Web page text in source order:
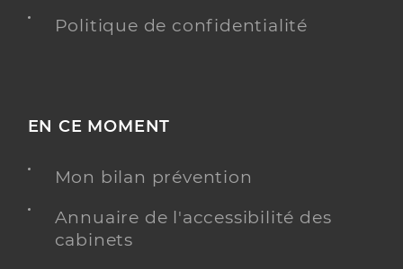
Politique de confidentialité
EN CE MOMENT
Mon bilan prévention
Annuaire de l'accessibilité des
cabinets